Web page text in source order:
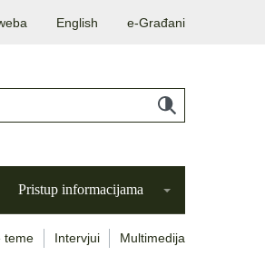
English e-Građani
Pristup informacijama
teme Intervjui Multimedija